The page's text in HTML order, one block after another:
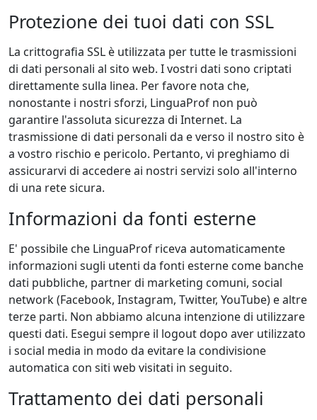
Protezione dei tuoi dati con SSL
La crittografia SSL è utilizzata per tutte le trasmissioni
di dati personali al sito web. I vostri dati sono criptati
direttamente sulla linea. Per favore nota che,
nonostante i nostri sforzi, LinguaProf non può
garantire l'assoluta sicurezza di Internet. La
trasmissione di dati personali da e verso il nostro sito è
a vostro rischio e pericolo. Pertanto, vi preghiamo di
assicurarvi di accedere ai nostri servizi solo all'interno
di una rete sicura.
Informazioni da fonti esterne
E' possibile che LinguaProf riceva automaticamente
informazioni sugli utenti da fonti esterne come banche
dati pubbliche, partner di marketing comuni, social
network (Facebook, Instagram, Twitter, YouTube) e altre
terze parti. Non abbiamo alcuna intenzione di utilizzare
questi dati. Esegui sempre il logout dopo aver utilizzato
i social media in modo da evitare la condivisione
automatica con siti web visitati in seguito.
Trattamento dei dati personali